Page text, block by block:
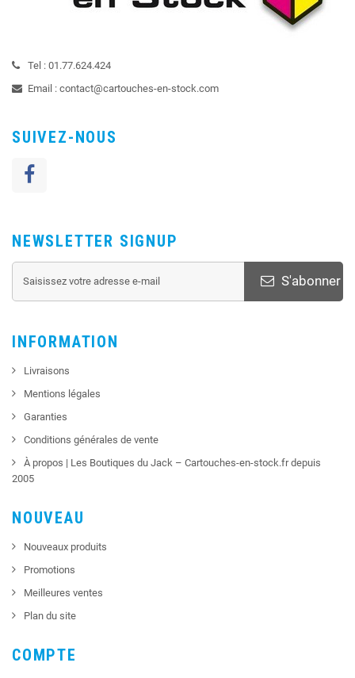
Tel : 01.77.624.424
Email : contact@cartouches-en-stock.com
SUIVEZ-NOUS
NEWSLETTER SIGNUP
S'abonner
INFORMATION
Livraisons
Mentions légales
Garanties
Conditions générales de vente
À propos | Les Boutiques du Jack – Cartouches-en-stock.fr depuis
2005
NOUVEAU
Nouveaux produits
Promotions
Meilleures ventes
Plan du site
COMPTE